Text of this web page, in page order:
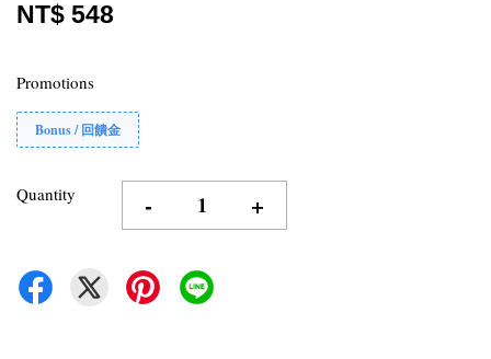
NT$ 548
Promotions
Bonus / 回饋金
Quantity - +